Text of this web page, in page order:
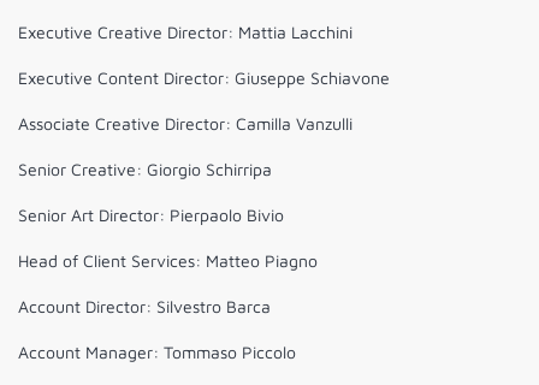
Executive Creative Director: Mattia Lacchini
Executive Content Director: Giuseppe Schiavone
Associate Creative Director: Camilla Vanzulli
Senior Creative: Giorgio Schirripa
Senior Art Director: Pierpaolo Bivio
Head of Client Services: Matteo Piagno
Account Director: Silvestro Barca
Account Manager: Tommaso Piccolo